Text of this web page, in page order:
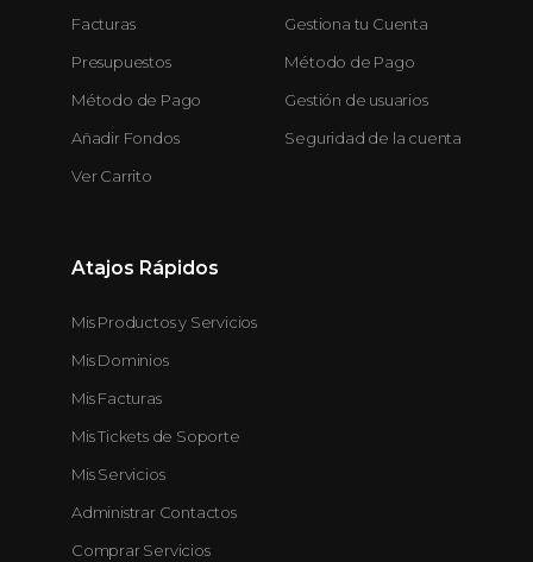
Facturas
Presupuestos
Método de Pago
Añadir Fondos
Ver Carrito
Gestiona tu Cuenta
Método de Pago
Gestión de usuarios
Seguridad de la cuenta
Atajos Rápidos
Mis Productos y Servicios
Mis Dominios
Mis Facturas
Mis Tickets de Soporte
Mis Servicios
Administrar Contactos
Comprar Servicios